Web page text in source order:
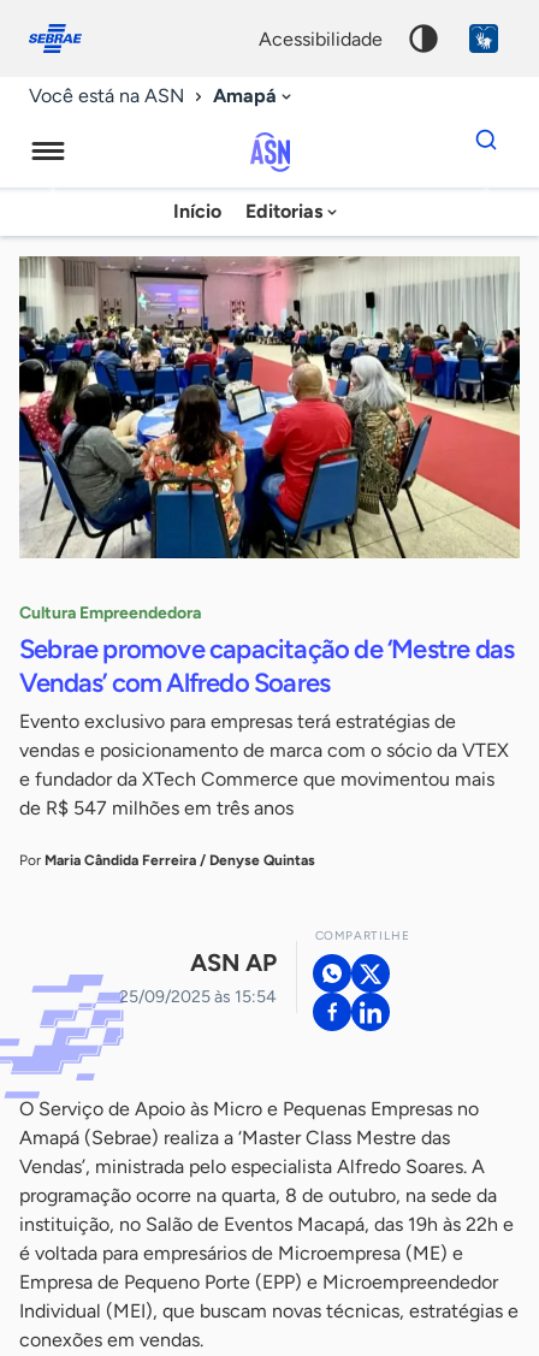
conosco
acessibilidade
Você está na ASN Amapá
Agência
Sebrae
de
Notícias
Início Editorias
Dados
para
chave
Cultura Empreendedora
Sebrae promove capacitação de ‘Mestre das
Vendas’ com Alfredo Soares
Evento exclusivo para empresas terá estratégias de
vendas e posicionamento de marca com o sócio da VTEX
e fundador da XTech Commerce que movimentou mais
de R$ 547 milhões em três anos
Por Maria Cândida Ferreira / Denyse Quintas
ASN AP
25/09/2025 às 15:54
COMPARTILHE
O Serviço de Apoio às Micro e Pequenas Empresas no
Amapá (Sebrae) realiza a ‘Master Class Mestre das
Vendas’, ministrada pelo especialista Alfredo Soares. A
programação ocorre na quarta, 8 de outubro, na sede da
instituição, no Salão de Eventos Macapá, das 19h às 22h e
é voltada para empresários de Microempresa (ME) e
Empresa de Pequeno Porte (EPP) e Microempreendedor
Individual (MEI), que buscam novas técnicas, estratégias e
conexões em vendas.